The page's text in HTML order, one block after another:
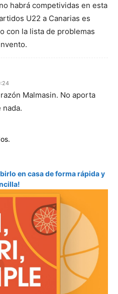
habrá competividas en esta
U22 a Canarias es
con la lista de problemas
Malmasin. No aporta
nada.
en casa de forma rápida y